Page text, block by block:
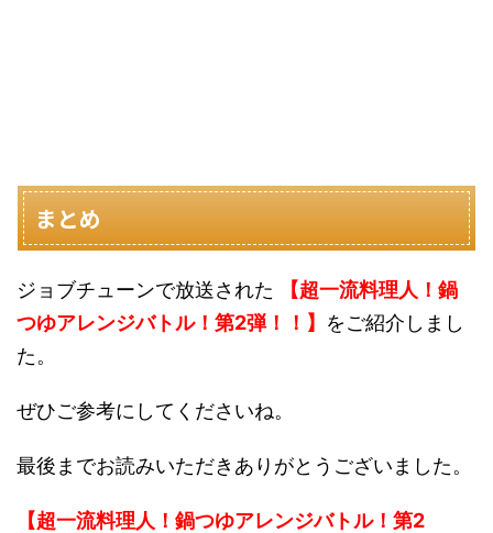
まとめ
ジョブチューンで放送された
【超一流料理人！鍋
つゆアレンジバトル！第2弾！！】 をご紹介しまし
た。
ぜひご参考にしてくださいね。
最後までお読みいただきありがとうございました。
【超一流料理人！鍋つゆアレンジバトル！第2